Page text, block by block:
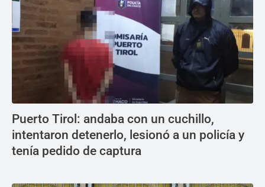
Puerto Tirol: andaba con un cuchillo,
intentaron detenerlo, lesionó a un policía y
tenía pedido de captura